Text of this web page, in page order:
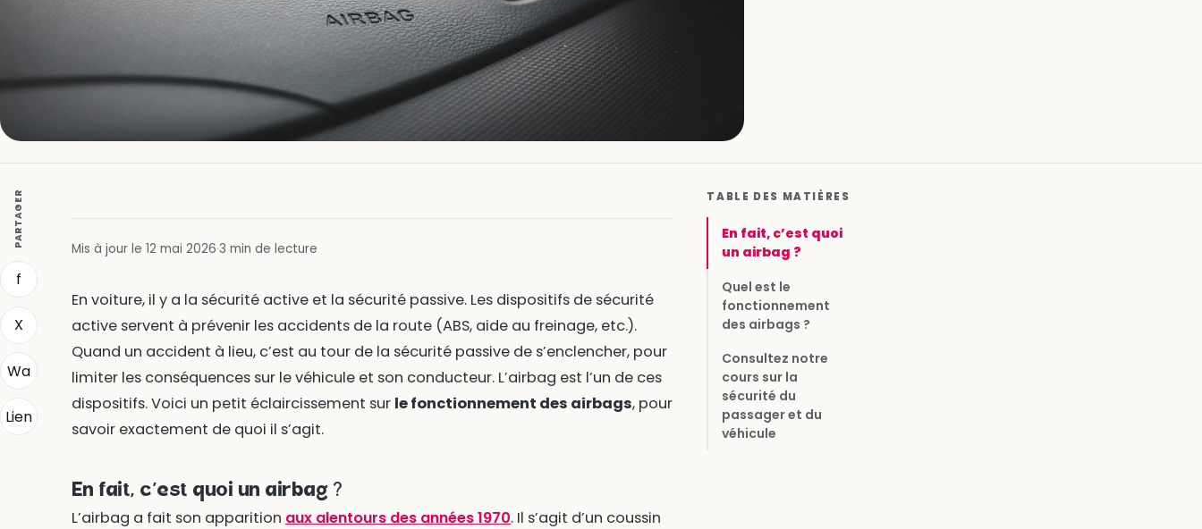
PARTAGER
f
X
Wa
Lien
Mis à jour le 12 mai 2026·3 min de lecture
En voiture, il y a la sécurité active et la sécurité passive. Les dispositifs de sécurité
active servent à prévenir les accidents de la route (ABS, aide au freinage, etc.).
Quand un accident à lieu, c’est au tour de la sécurité passive de s’enclencher, pour
limiter les conséquences sur le véhicule et son conducteur. L’airbag est l’un de ces
dispositifs. Voici un petit éclaircissement sur le fonctionnement des airbags, pour
savoir exactement de quoi il s’agit.
En fait, c’est quoi un airbag ?
L’airbag a fait son apparition aux alentours des années 1970. Il s’agit d’un coussin
TABLE DES MATIÈRES
En fait, c’est quoi
un airbag ?
Quel est le
fonctionnement
des airbags ?
Consultez notre
cours sur la
sécurité du
passager et du
véhicule